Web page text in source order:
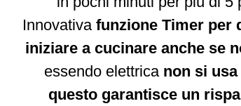
Innovativa funzione Timer per
iniziare a cucinare anche se
essendo elettricanon si usa
questo garantisce un